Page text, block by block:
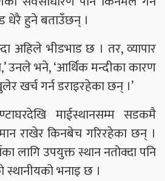
हुने बताउँछन् ।
अहिले भीडभाड छ । तर, व्यापार
उनले भने, ‘आर्थिक मन्दीका कारण
खर्च गर्न डराइरहेका छन् ।’
माईस्थानसम्म सडकमै
राखेर किनबेच गरिरहेका छन् ।
लागि उपयुक्त स्थान नतोक्दा पनि
भनाइ छ ।